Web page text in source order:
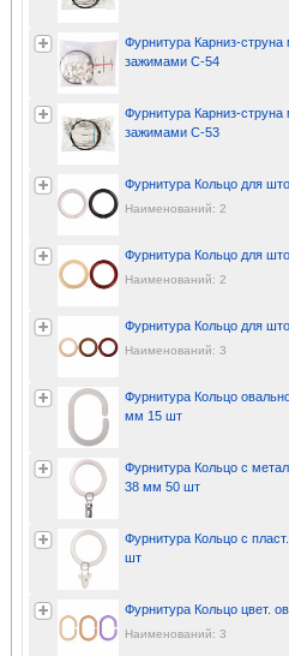
Фурнитура Карниз-струна
зажимами С-54
Фурнитура Карниз-струна
зажимами С-53
Фурнитура Кольцо для
Наименований: 2
Фурнитура Кольцо для
Наименований: 2
Фурнитура Кольцо для
Наименований: 3
Фурнитура Кольцо
мм 15 шт
Фурнитура Кольцо с
38 мм 50 шт
Фурнитура Кольцо с
шт
Фурнитура Кольцо цвет.
Наименований: 3